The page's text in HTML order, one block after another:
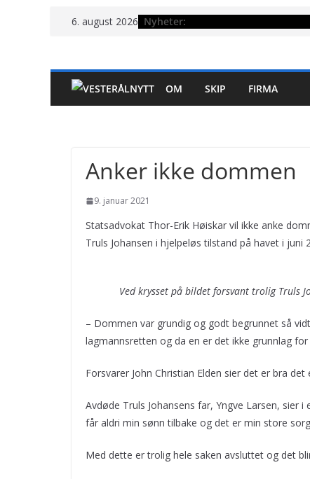
Hopp6. august 2026 Nyheter:
OM SKIP FIRMA
Anker ikke dommen
9. januar 2021
Statsadvokat Thor-Erik Høiskar vil ikke anke
Truls Johansen i hjelpeløs tilstand på havet i juni
Ved krysset på bildet forsvant trolig Truls
– Dommen var grundig og godt begrunnet så
lagmannsretten og da en er det ikke grunnlag
Forsvarer John Christian Elden sier det er bra
Avdøde Truls Johansens far, Yngve Larsen, sier
får aldri min sønn tilbake og det er min store
Med dette er trolig hele saken avsluttet og det